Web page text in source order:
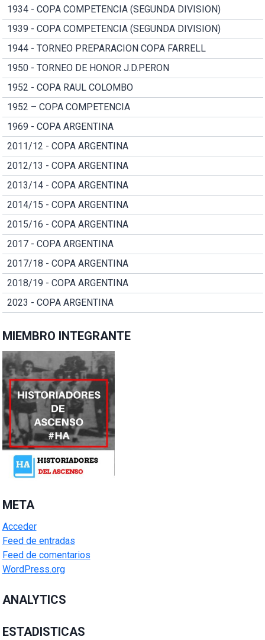
1934 - COPA COMPETENCIA (SEGUNDA DIVISION)
1939 - COPA COMPETENCIA (SEGUNDA DIVISION)
1944 - TORNEO PREPARACION COPA FARRELL
1950 - TORNEO DE HONOR J.D.PERON
1952 - COPA RAUL COLOMBO
1952 – COPA COMPETENCIA
1969 - COPA ARGENTINA
2011/12 - COPA ARGENTINA
2012/13 - COPA ARGENTINA
2013/14 - COPA ARGENTINA
2014/15 - COPA ARGENTINA
2015/16 - COPA ARGENTINA
2017 - COPA ARGENTINA
2017/18 - COPA ARGENTINA
2018/19 - COPA ARGENTINA
2023 - COPA ARGENTINA
MIEMBRO INTEGRANTE
META
Acceder
Feed de entradas
Feed de comentarios
WordPress.org
ANALYTICS
ESTADISTICAS